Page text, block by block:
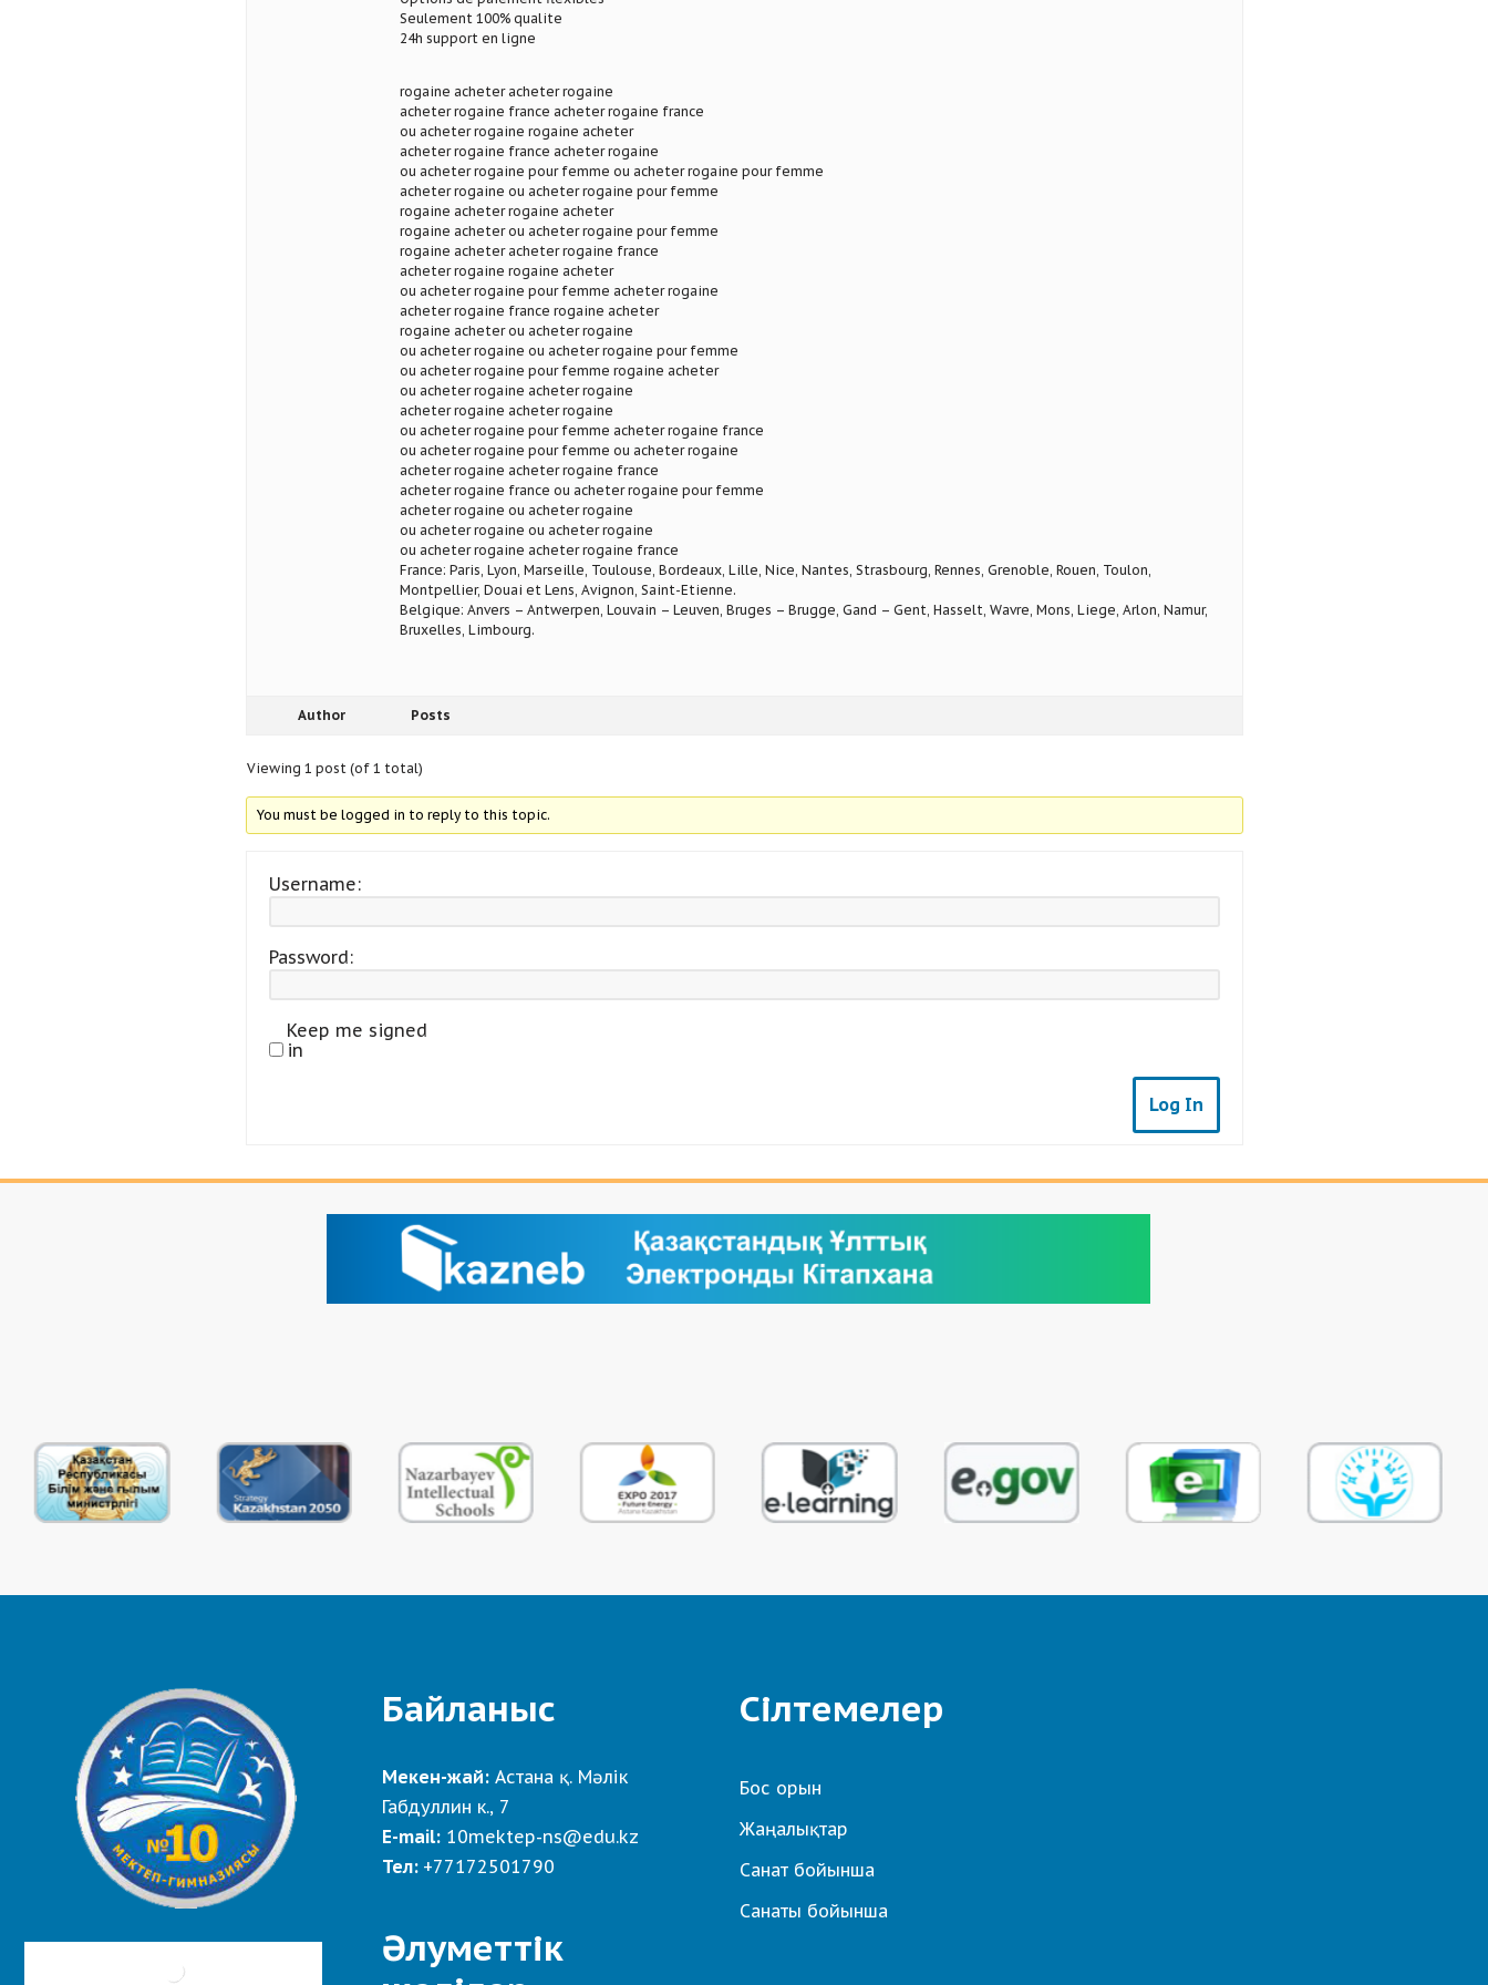
Seulement 100% qualite
24h support en ligne
rogaine acheter acheter rogaine
acheter rogaine france acheter rogaine france
ou acheter rogaine rogaine acheter
acheter rogaine france acheter rogaine
ou acheter rogaine pour femme ou acheter rogaine pour femme
acheter rogaine ou acheter rogaine pour femme
rogaine acheter rogaine acheter
rogaine acheter ou acheter rogaine pour femme
rogaine acheter acheter rogaine france
acheter rogaine rogaine acheter
ou acheter rogaine pour femme acheter rogaine
acheter rogaine france rogaine acheter
rogaine acheter ou acheter rogaine
ou acheter rogaine ou acheter rogaine pour femme
ou acheter rogaine pour femme rogaine acheter
ou acheter rogaine acheter rogaine
acheter rogaine acheter rogaine
ou acheter rogaine pour femme acheter rogaine france
ou acheter rogaine pour femme ou acheter rogaine
acheter rogaine acheter rogaine france
acheter rogaine france ou acheter rogaine pour femme
acheter rogaine ou acheter rogaine
ou acheter rogaine ou acheter rogaine
ou acheter rogaine acheter rogaine france
France: Paris, Lyon, Marseille, Toulouse, Bordeaux, Lille, Nice, Nantes, Strasbourg, Rennes, Grenoble, Rouen, Toulon,
Montpellier, Douai et Lens, Avignon, Saint-Etienne.
Belgique: Anvers – Antwerpen, Louvain – Leuven, Bruges – Brugge, Gand – Gent, Hasselt, Wavre, Mons, Liege, Arlon, Namur,
Bruxelles, Limbourg.
Author Posts
Viewing 1 post (of 1 total)
You must be logged in to reply to this topic.
Username:
Password:
Keep me signed
in
Log In
Байланыс
Мекен-жай: Астана қ. Мәлік
Габдуллин к., 7
E-mail: 10mektep-ns@edu.kz
Тел: +77172501790
Әлуметтік
Сілтемелер
Бос орын
Жаңалықтар
Санат бойынша
Санаты бойынша